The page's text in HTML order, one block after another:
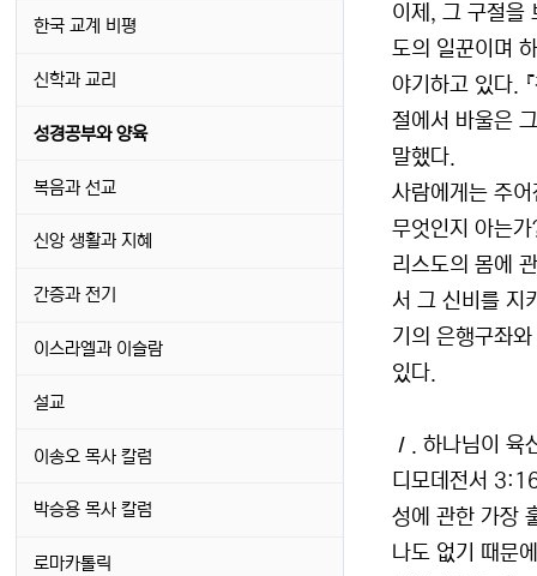
이제, 그 구절을
도의 일꾼이며
야기하고 있다.
절에서 바울은
말했다.
사람에게는 주
무엇인지 아는
리스도의 몸에
서 그 신비를 지
기의 은행구좌
있다.
Ι. 하나님이 육
디모데전서
성에 관한 가장
나도 없기 때문
한국 교계 비평
신학과 교리
성경공부와 양육
복음과 선교
신앙 생활과 지혜
간증과 전기
이스라엘과 이슬람
설교
이송오 목사 칼럼
박승용 목사 칼럼
로마카톨릭